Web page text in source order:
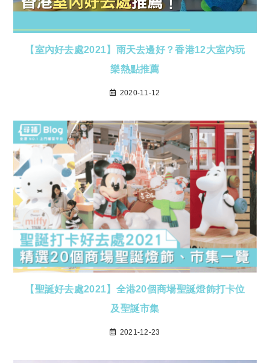
【室內好去處2021】雨天去邊好？香港12大室內玩
樂熱點推薦
2020-11-12
【聖誕好去處2021】全港20個商場聖誕燈飾打卡位
及聖誕市集
2021-12-23